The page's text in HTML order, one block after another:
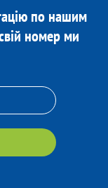
по нашим
номер ми